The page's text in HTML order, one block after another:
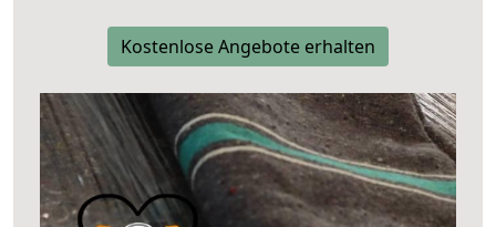
Kostenlose Angebote erhalten